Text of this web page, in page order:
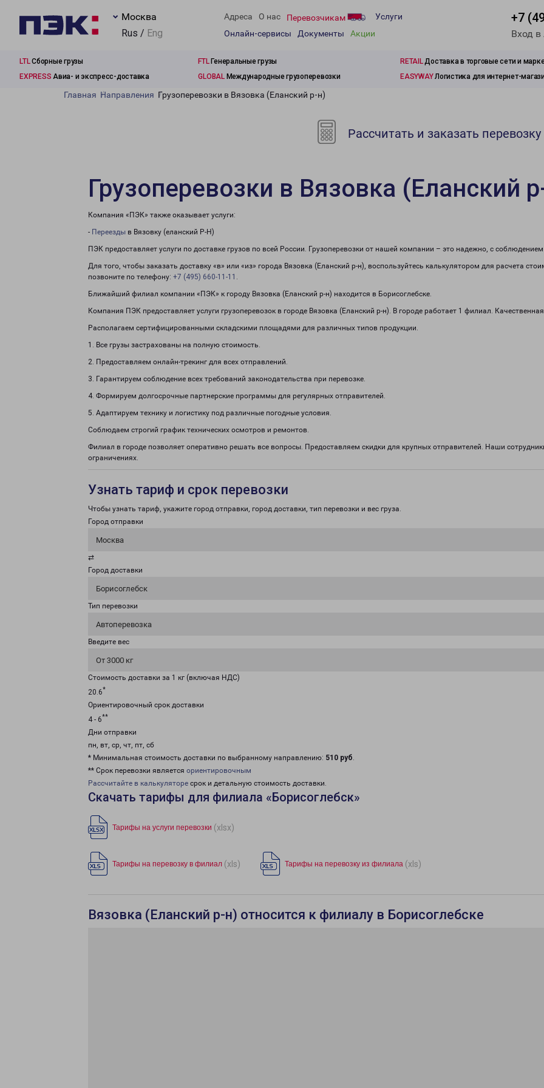
Москва
Rus / Eng
Адреса О нас Перевозчикам
Услуги
Онлайн-сервисы
Документы Акции
+7
Вход
LTLСборные грузы FTLГенеральные грузы RETAILДоставка в торговые сети и
EXPRESS Авиа- и экспресс-доставка GLOBALМеждународные грузоперевозки EASYWAYЛогистика для интернет-
Главная Направления Грузоперевозки в Вязовка (Еланский р-н)
Рассчитать и заказать перевозку
Грузоперевозки в Вязовка (Еланский
Компания «ПЭК» также оказывает услуги:
- Переезды в Вязовку (еланский Р-Н)
ПЭК предоставляет услуги по доставке грузов по всей России. Грузоперевозки от нашей компании – это надежно, с
Для того, чтобы заказать доставку «в» или «из» города Вязовка (Еланский р-н), воспользуйтесь калькулятором для расчета
позвоните по телефону: +7 (495) 660-11-11 .
Ближайший филиал компании «ПЭК» к городу Вязовка (Еланский р-н) находится в Борисоглебске.
Компания ПЭК предоставляет услуги грузоперевозок в городе Вязовка (Еланский р-н). В городе работает 1 филиал.
Располагаем сертифицированными складскими площадями для различных типов продукции.
1. Все грузы застрахованы на полную стоимость.
2. Предоставляем онлайн-трекинг для всех отправлений.
3. Гарантируем соблюдение всех требований законодательства при перевозке.
4. Формируем долгосрочные партнерские программы для регулярных отправителей.
5. Адаптируем технику и логистику под различные погодные условия.
Соблюдаем строгий график технических осмотров и ремонтов.
Филиал в городе позволяет оперативно решать все вопросы. Предоставляем скидки для крупных отправителей. Наши
ограничениях.
Узнать тариф и срок перевозки
Чтобы узнать тариф, укажите город отправки, город доставки, тип перевозки и вес груза.
Город отправки
Москва
⇄
Город доставки
Борисоглебск
Тип перевозки
Автоперевозка
Введите вес
От 3000 кг
Стоимость доставки за 1 кг (включая НДС)
20.6*
Ориентировочный срок доставки
4 - 6**
Дни отправки
пн, вт, ср, чт, пт, сб
* Минимальная стоимость доставки по выбранному направлению: 510 руб.
** Срок перевозки является ориентировочным
Рассчитайте в калькуляторе срок и детальную стоимость доставки.
Скачать тарифы для филиала «Борисоглебск»
Тарифы на услуги перевозки (xlsx)
Тарифы на перевозку в филиал (xls) Тарифы на перевозку из филиала (xls)
Вязовка (Еланский р-н) относится к филиалу в Борисоглебске